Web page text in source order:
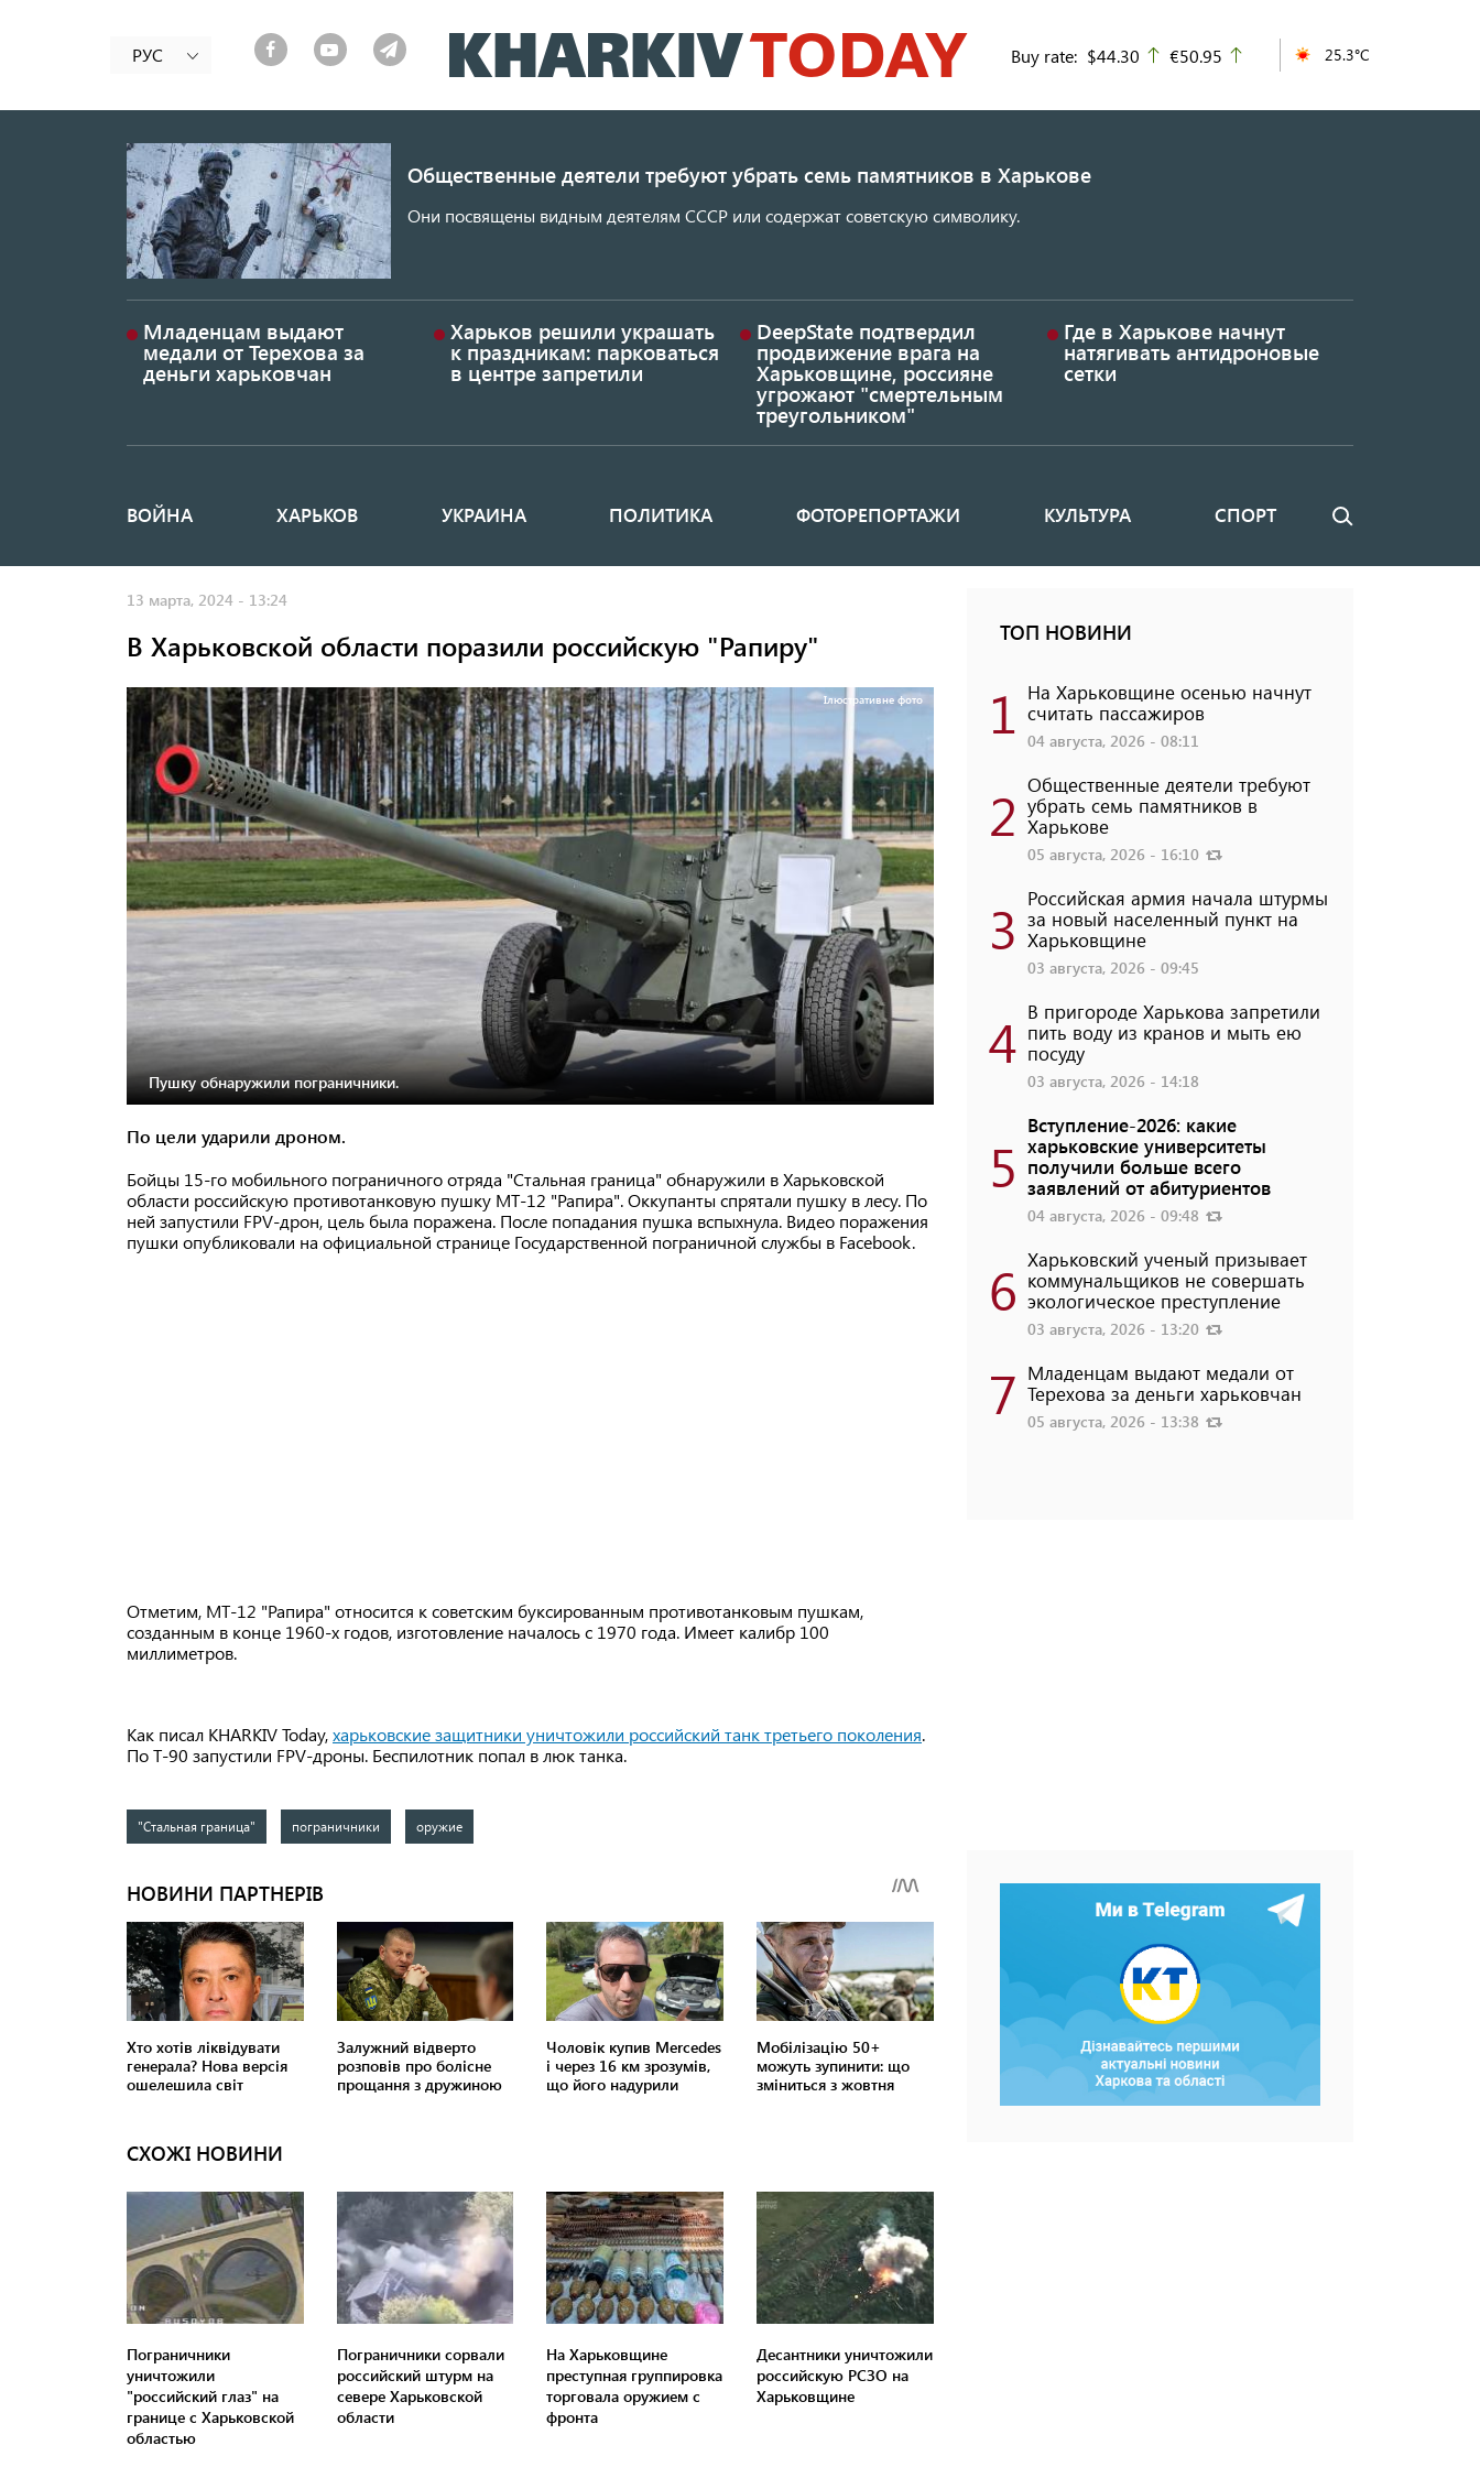
к
основному
РУС Buy rate: $44.30 up
€50.95 25.3°C
Общественные деятели требуют убрать семь памятников в Харькове
Они посвящены видным деятелям СССР или содержат советскую символику.
Младенцам выдают
медали от Терехова за
деньги харьковчан
Харьков решили украшать
к праздникам: парковаться
в центре запретили
DeepState подтвердил
продвижение врага на
Харьковщине, россияне
угрожают "смертельным
треугольником"
Где в Харькове начнут
натягивать антидроновые
сетки
Основная
ВОЙНА ХАРЬКОВ УКРАИНА ПОЛИТИКА ФОТОРЕПОРТАЖИ КУЛЬТУРА СПОРТ Поиск
13 марта, 2024 - 13:24
В Харьковской области поразили российскую "Рапиру"
Ілюстративне фото
Пушку обнаружили пограничники.
По цели ударили дроном.
Бойцы 15-го мобильного пограничного отряда "Стальная граница" обнаружили в Харьковской
области российскую противотанковую пушку МТ-12 "Рапира". Оккупанты спрятали пушку в лесу. По
ней запустили FPV-дрон, цель была поражена. После попадания пушка вспыхнула. Видео поражения
пушки опубликовали на официальной странице Государственной пограничной службы в Facebook.
Отметим, МТ-12 "Рапира" относится к советским буксированным противотанковым пушкам,
созданным в конце 1960-х годов, изготовление началось с 1970 года. Имеет калибр 100
миллиметров.
Как писал KHARKIV Today,харьковские защитники уничтожили российский танк третьего поколения.
По Т-90 запустили FPV-дроны. Беспилотник попал в люк танка.
"Стальная граница" пограничники оружие
СХОЖІ НОВИНИ
Пограничники
уничтожили
"российский глаз" на
границе с Харьковской
областью
Пограничники сорвали
российский штурм на
севере Харьковской
области
На Харьковщине
преступная группировка
торговала оружием с
фронта
Десантники уничтожили
российскую РСЗО на
Харьковщине
ТОП НОВИНИ
1 На Харьковщине осенью начнут
считать пассажиров
04 августа, 2026 - 08:11
2 Общественные деятели требуют
убрать семь памятников в
Харькове
05 августа, 2026 - 16:10
3 Российская армия начала штурмы
за новый населенный пункт на
Харьковщине
03 августа, 2026 - 09:45
4 В пригороде Харькова запретили
пить воду из кранов и мыть ею
посуду
03 августа, 2026 - 14:18
5
Вступление-2026: какие
харьковские университеты
получили больше всего
заявлений от абитуриентов
04 августа, 2026 - 09:48
6 Харьковский ученый призывает
коммунальщиков не совершать
экологическое преступление
03 августа, 2026 - 13:20
7 Младенцам выдают медали от
Терехова за деньги харьковчан
05 августа, 2026 - 13:38